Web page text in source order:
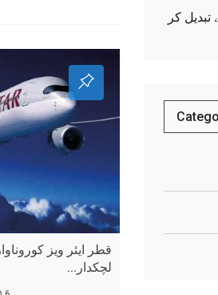
قطر ایئر ویز
لچکدار...
کر